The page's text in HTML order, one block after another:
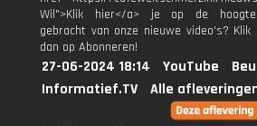
Wil">Klik hier</a> je op de
gebracht van onze nieuwe video's? Klik
dan op Abonneren!
27-06-2024 18:14 YouTube
Informatief.TV
Alle